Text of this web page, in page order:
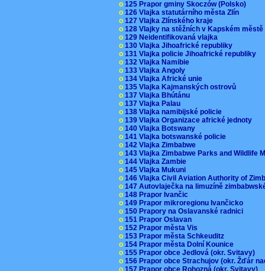
o 125 Prapor gminy Skoczów (Polsko)
o 126 Vlajka statutárního města Zlín
o 127 Vlajka Zlínského kraje
o 128 Vlajky na stěžních v Kapském
o 129 Neidentifikovaná vlajka
o 130 Vlajka Jihoafrické republiky
o 131 Vlajka policie Jihoafrické republiky
o 132 Vlajka Namibie
o 133 Vlajka Angoly
o 134 Vlajka Africké unie
o 135 Vlajka Kajmanských ostrovů
o 137 Vlajka Bhútánu
o 137 Vlajka Palau
o 138 Vlajka namibijské policie
o 139 Vlajka Organizace africké jednoty
o 140 Vlajka Botswany
o 141 Vlajka botswanské policie
o 142 Vlajka Zimbabwe
o 143 Vlajka Zimbabwe Parks and Wildlife
o 144 Vlajka Zambie
o 145 Vlajka Mukuni
o 146 Vlajka Civil Aviation Authority of
o 147 Autovlaječka na limuzíně
o 148 Prapor Ivančic
o 149 Prapor mikroregionu Ivančicko
o 150 Prapory na Oslavanské radnici
o 151 Prapor Oslavan
o 152 Prapor města Vis
o 153 Prapor města Schkeuditz
o 154 Prapor města Dolní Kounice
o 155 Prapor obce Jedlová (okr. Svitavy)
o 156 Prapor obce Strachujov (okr. Žďár
o 157 Prapor obce Rohozná (okr. Svitavy)